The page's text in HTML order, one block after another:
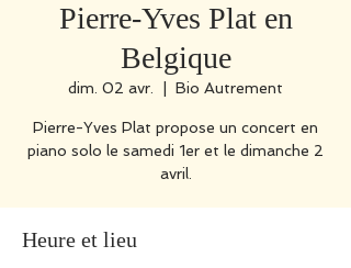
Pierre-Yves Plat en
Belgique
dim. 02 avr. Bio Autrement
Pierre-Yves Plat propose un concert en
piano solo le samedi 1er et le dimanche 2
avril.
Heure et lieu